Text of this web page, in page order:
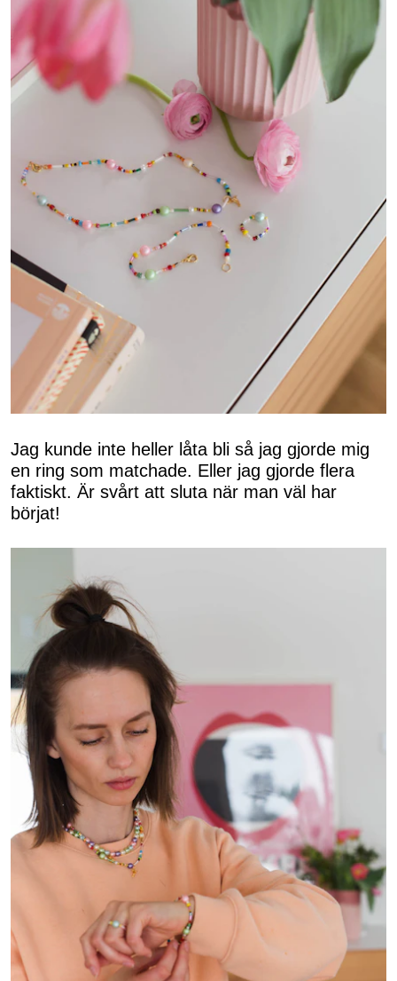
Jag kunde inte heller låta bli så jag gjorde mig
en ring som matchade. Eller jag gjorde flera
faktiskt. Är svårt att sluta när man väl har
börjat!